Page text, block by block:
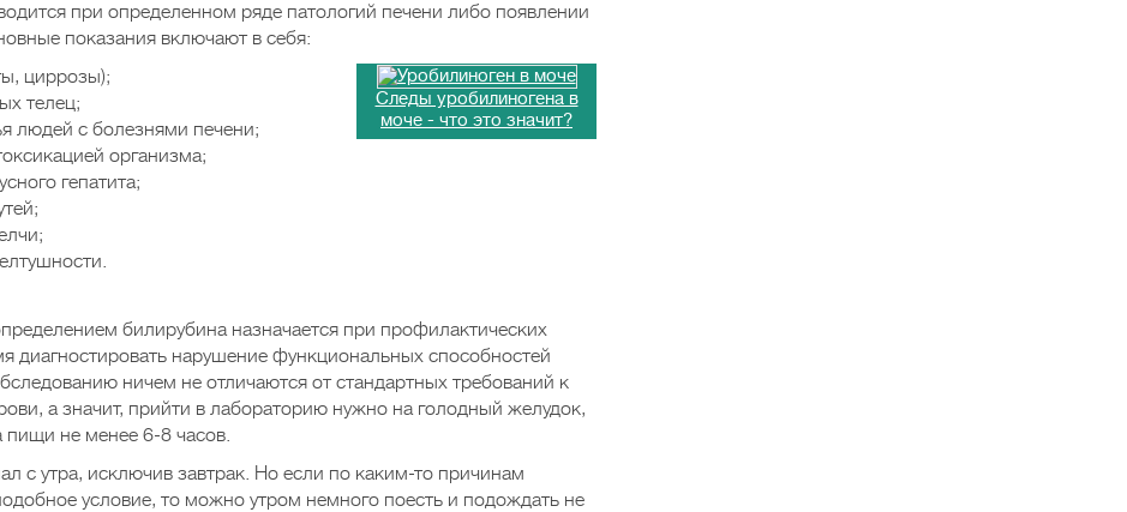
при определенном ряде патологий печени либо появлении
показания включают в себя:
Следы уробилиногена в
моче - что это значит?
циррозы);
телец;
людей с болезнями печени;
организма;
гепатита;
билирубина назначается при профилактических
диагностировать нарушение функциональных способностей
ничем не отличаются от стандартных требований к
а значит, прийти в лабораторию нужно на голодный желудок,
пищи не менее 6-8 часов.
с утра, исключив завтрак. Но если по каким-то причинам
условие, то можно утром немного поесть и подождать не